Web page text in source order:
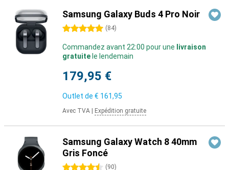
Samsung Galaxy Buds 4 Pro Noir
5 étoiles (84)
Commandez avant 22:00 pour une livraison
gratuite le lendemain
179,95 €
Outlet de € 161,95
Avec TVA Expédition gratuite
Samsung Galaxy Watch 8 40mm
Gris Foncé
4.5 étoiles (90)